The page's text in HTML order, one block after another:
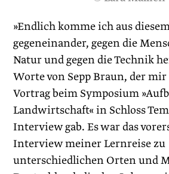
»Endlich komme ich aus
gegeneinander, gegen die
Natur und gegen die Technik
Worte von Sepp Braun, der
Vortrag beim Symposium
Landwirtschaft« in Schloss
Interview gab. Es war das
Interview meiner Lernreise zu
unterschiedlichen Orten und